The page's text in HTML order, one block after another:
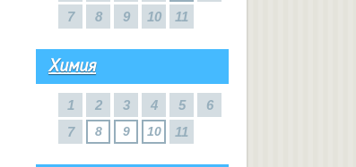
7
8 9 10 11
Химия
1 2 3 4 5
6
7
8 9 10 11